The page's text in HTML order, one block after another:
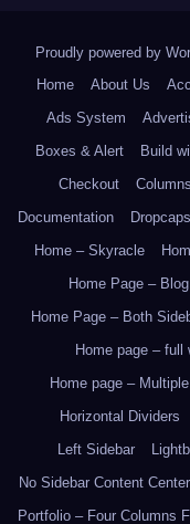
Proudly powered by
Home
About Us
Ads System
Boxes & Alert
Build
Checkout
Columns
Documentation
Dropcaps
Home – Skyracle
Home Page –
Home Page – Both
Home page – full
Home page –
Horizontal Dividers
Left Sidebar
No Sidebar Content
Portfolio – Four Columns